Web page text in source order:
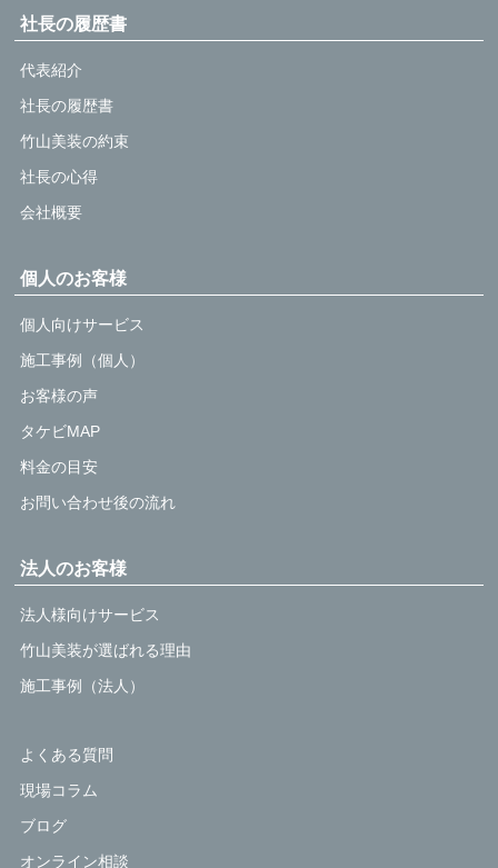
社長の履歴書
代表紹介
社長の履歴書
竹山美装の約束
社長の心得
会社概要
個人のお客様
個人向けサービス
施工事例（個人）
お客様の声
タケビMAP
料金の目安
お問い合わせ後の流れ
法人のお客様
法人様向けサービス
竹山美装が選ばれる理由
施工事例（法人）
よくある質問
現場コラム
ブログ
オンライン相談